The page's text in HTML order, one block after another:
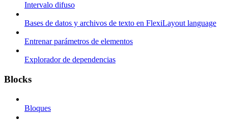
Intervalo difuso
Bases de datos y archivos de texto en FlexiLayout language
Entrenar parámetros de elementos
Explorador de dependencias
Blocks
Bloques